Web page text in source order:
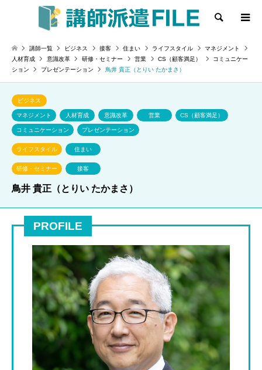
検索
講師一覧 ビジネス 接客 住まい ライフスタイル
マネジメント
人材育成
意識改革 研修・セミナー 営業 CS（顧客満足）
コミュニケー
ション
プレゼンテーション 鳥井 貴正（とりい たかまさ）
ビジネス
マネジメント 人材育成 意識改革 営業 CS（顧客満足）
コミュニケーション プレゼンテーション
ライフスタイル 住まい
研修・セミナー 接客
鳥井 貴正（とりい たかまさ）
PROFILE